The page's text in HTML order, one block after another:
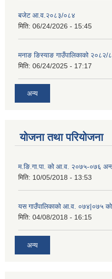
बजेट आ.व.२०८३/०८४
मिति: 06/24/2026 - 15:45
मनाङ ङिस्याङ गाउँपालिकाको २०८२/
मिति: 06/24/2025 - 17:17
अन्य
योजना तथा परियोजना
म.ङि.गा.पा. को आ.व. २०७५-०७६
मिति: 10/05/2018 - 13:53
यस गाउँपालिकाको आ.व. ०७४|०७५
मिति: 04/08/2018 - 16:15
अन्य